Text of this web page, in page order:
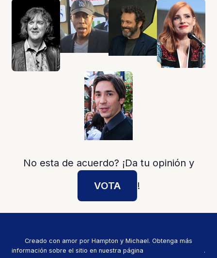
No esta de acuerdo? ¡Da tu opinión y
VOTA
!
Creado con amor por Hampton y Michael. Obtenga más
información sobre el sitio en nuestra página
.